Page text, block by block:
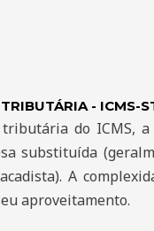
- ICMS-
do ICMS,
substituída
A
aproveitamento.